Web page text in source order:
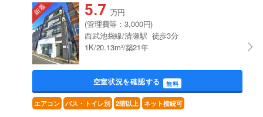
5.7 万円
(管理費等：3,000円)
西武池袋線/清瀬駅 徒歩3分
1K/20.13m²/築21年
空室状況を確認する 無料
エアコン バス・トイレ別 2階以上 ネット接続可